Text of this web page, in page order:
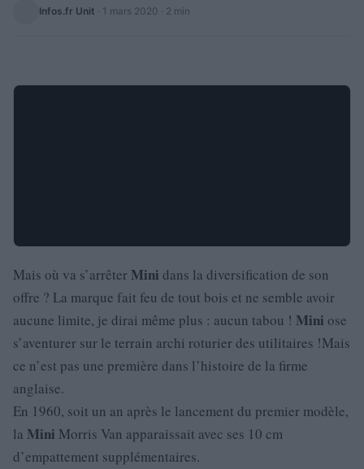
Infos.fr Unit · 1 mars 2020 · 2 min
Mais où va s’arrêter Mini dans la diversification de son
offre ? La marque fait feu de tout bois et ne semble avoir
aucune limite, je dirai même plus : aucun tabou ! Mini ose
s’aventurer sur le terrain archi roturier des utilitaires !Mais
ce n’est pas une première dans l’histoire de la firme
anglaise.
En 1960, soit un an après le lancement du premier modèle,
la Mini Morris Van apparaissait avec ses 10 cm
d’empattement supplémentaires.